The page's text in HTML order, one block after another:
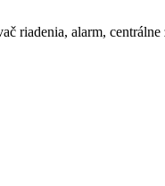
riadenia, alarm,